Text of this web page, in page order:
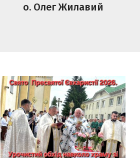
Свято Пресвятої
Євхаристії.Урочистий